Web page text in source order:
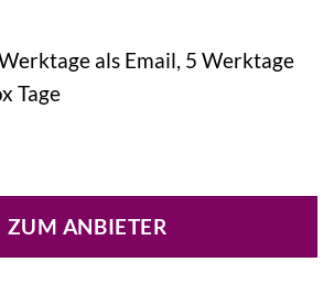
als Email, 5 Werktage
Tage
ZUM ANBIETER